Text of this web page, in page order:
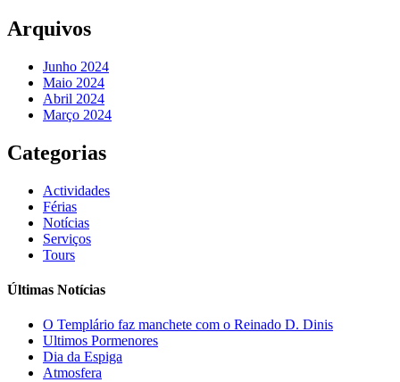
Arquivos
Junho 2024
Maio 2024
Abril 2024
Março 2024
Categorias
Actividades
Férias
Notícias
Serviços
Tours
Últimas Notícias
O Templário faz manchete com o Reinado D. Dinis
Ultimos Pormenores
Dia da Espiga
Atmosfera